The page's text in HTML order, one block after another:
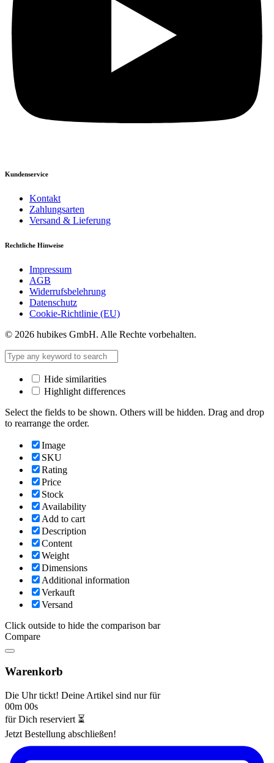
Kundenservice
Kontakt
Zahlungsarten
Versand & Lieferung
Rechtliche Hinweise
Impressum
AGB
Widerrufsbelehrung
Datenschutz
Cookie-Richtlinie (EU)
© 2026 hubikes GmbH. Alle Rechte vorbehalten.
Hide similarities
Highlight differences
Select the fields to be shown. Others will be hidden. Drag and drop
to rearrange the order.
Image
SKU
Rating
Price
Stock
Availability
Add to cart
Description
Content
Weight
Dimensions
Additional information
Verkauft
Versand
Click outside to hide the comparison bar
Compare
Warenkorb
Die Uhr tickt! Deine Artikel sind nur für
00m 00s
für Dich reserviert ⏳
Jetzt Bestellung abschließen!